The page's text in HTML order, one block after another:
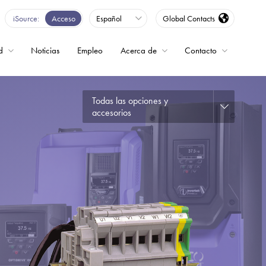
iSource Acceso Español Global Contacts
Noticias Empleo Acerca de Contacto
Todas las opciones y
accesorios